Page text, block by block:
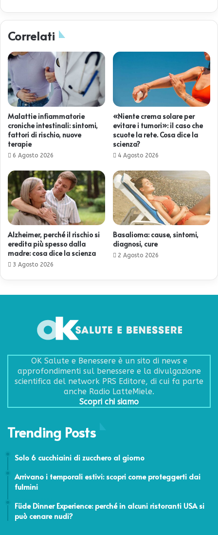
Correlati
Malattie infiammatorie
croniche intestinali: sintomi,
fattori di rischio, nuove
terapie
6 Agosto 2026
«Niente crema solare per
evitare i tumori»: il caso che
scuote la rete. Cosa dice la
scienza?
4 Agosto 2026
Alzheimer, perché il rischio si
eredita più spesso dalla
madre: cosa dice la scienza
3 Agosto 2026
Basalioma: cause, sintomi,
diagnosi, cure
2 Agosto 2026
OK Salute e Benessere è un sito di news e
approfondimenti sul benessere e la divulgazione
scientifica del network PRS Editore, di cui fa parte
anche Radio LatteMiele.
Scopri chi siamo
Trending Posts
Solo 6 cucchiaini di zucchero al giorno
Arrivano i temporali estivi: scopri come proteggerti dai
fulmini
Füde Dinner Experience: perché in alcuni ristoranti USA si
può cenare nudi?